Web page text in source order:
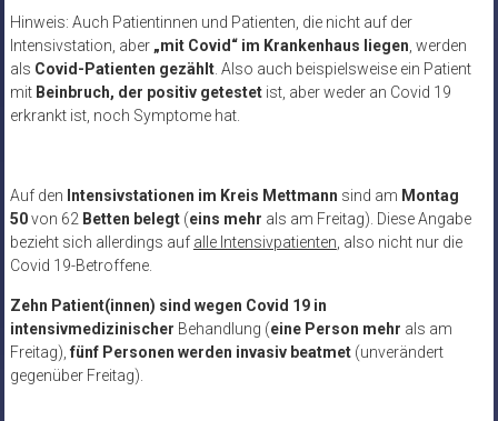
Hinweis: Auch Patientinnen und Patienten, die nicht auf der
Intensivstation, aber „mit Covid“ im Krankenhaus liegen , werden
als Covid-Patienten gezählt. Also auch beispielsweise ein Patient
mit Beinbruch, der positiv getestetist, aber weder an Covid 19
erkrankt ist, noch Symptome hat.
Auf den Intensivstationen im Kreis Mettmann sind am Montag
50von 62 Betten belegt(eins mehr als am Freitag). Diese Angabe
bezieht sich allerdings auf alle Intensivpatienten , also nicht nur die
Covid 19-Betroffene.
Zehn Patient(innen) sind wegen Covid 19 in
intensivmedizinischer Behandlung (eine Person mehr als am
Freitag), fünf Personen werden invasiv beatmet (unverändert
gegenüber Freitag).